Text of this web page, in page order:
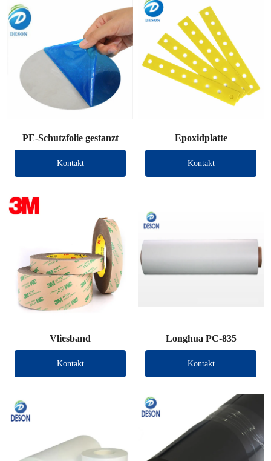
PE-Schutzfolie gestanzt
Kontakt
Epoxidplatte
Kontakt
Vliesband
Kontakt
Longhua PC-835
Kontakt